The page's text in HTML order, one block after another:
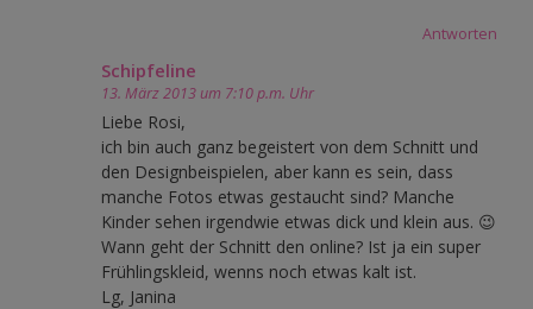
Antworten
Schipfeline
13. März 2013 um 7:10 p.m. Uhr
Liebe Rosi,
ich bin auch ganz begeistert von dem Schnitt und
den Designbeispielen, aber kann es sein, dass
manche Fotos etwas gestaucht sind? Manche
Kinder sehen irgendwie etwas dick und klein aus. 😉
Wann geht der Schnitt den online? Ist ja ein super
Frühlingskleid, wenns noch etwas kalt ist.
Lg, Janina